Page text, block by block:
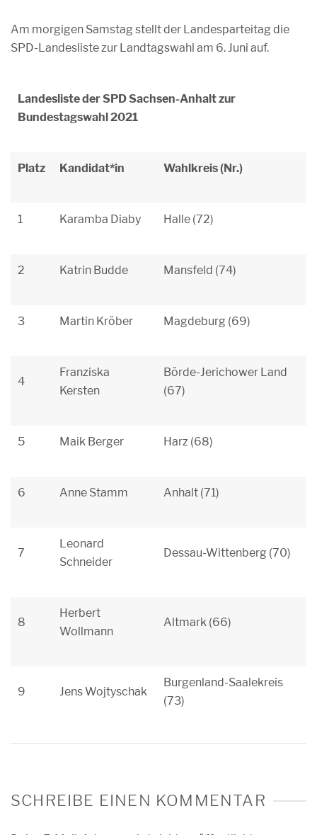
Am morgigen Samstag stellt der Landesparteitag die
SPD-Landesliste zur Landtagswahl am 6. Juni auf.
Landesliste der SPD Sachsen-Anhalt zur
Bundestagswahl 2021
Platz Kandidat*in Wahlkreis (Nr.)
1 Karamba Diaby Halle (72)
2 Katrin Budde Mansfeld (74)
3 Martin Kröber Magdeburg (69)
4
Franziska
Kersten
Börde-Jerichower Land
(67)
5 Maik Berger Harz (68)
6 Anne Stamm Anhalt (71)
7
Leonard
Schneider
Dessau-Wittenberg (70)
8
Herbert
Wollmann
Altmark (66)
9 Jens Wojtyschak
Burgenland-Saalekreis
(73)
SCHREIBE EINEN KOMMENTAR